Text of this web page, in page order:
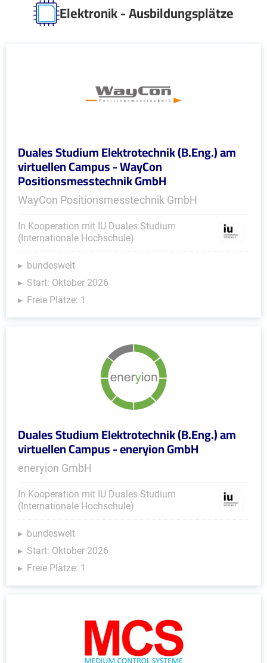
Elektronik - Ausbildungsplätze
Duales Studium Elektrotechnik (B.Eng.) am
virtuellen Campus - WayCon
Positionsmesstechnik GmbH
WayCon Positionsmesstechnik GmbH
In Kooperation mit IU Duales Studium
(Internationale Hochschule)
bundesweit
Start: Oktober 2026
Freie Plätze: 1
Duales Studium Elektrotechnik (B.Eng.) am
virtuellen Campus - eneryion GmbH
eneryion GmbH
In Kooperation mit IU Duales Studium
(Internationale Hochschule)
bundesweit
Start: Oktober 2026
Freie Plätze: 1